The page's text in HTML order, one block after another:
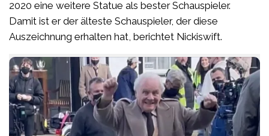
2020 eine weitere Statue als bester Schauspieler.
Damit ist er der älteste Schauspieler, der diese
Auszeichnung erhalten hat, berichtet Nickiswift.